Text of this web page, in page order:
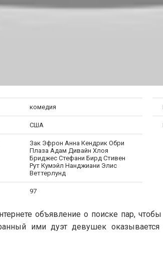
комедия
США
Зак Эфрон Анна Кендрик Обри
Плаза Адам Дивайн Хлоя
Бриджес Стефани Бирд Стивен
Рут Кумэйл Нанджиани Элис
Веттерлунд
97
объявление о поиске пар, чтобы
ими дуэт девушек